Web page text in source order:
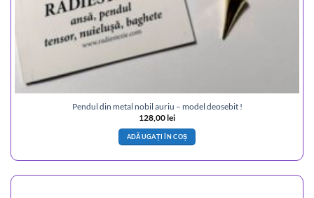
Pendul din metal nobil auriu – model deosebit !
128,00lei
ADĂUGAȚI ÎN COȘ